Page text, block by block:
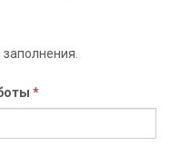
*